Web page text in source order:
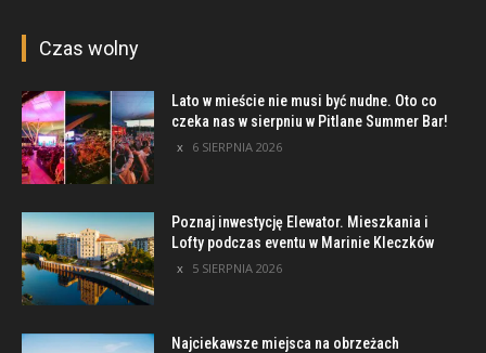
Czas wolny
Lato w mieście nie musi być nudne. Oto co
czeka nas w sierpniu w Pitlane Summer Bar!
6 SIERPNIA 2026
Poznaj inwestycję Elewator. Mieszkania i
Lofty podczas eventu w Marinie Kleczków
5 SIERPNIA 2026
Najciekawsze miejsca na obrzeżach